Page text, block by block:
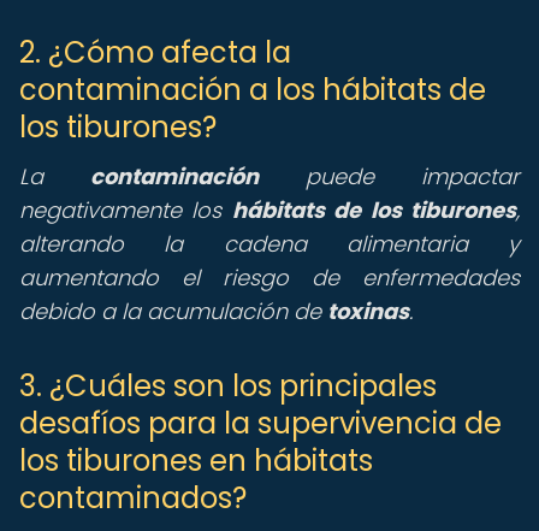
2. ¿Cómo afecta la
contaminación a los hábitats de
los tiburones?
La contaminaciónpuede impactar
negativamente los hábitats de los tiburones,
alterando la cadena alimentaria y
aumentando el riesgo de enfermedades
debido a la acumulación de toxinas.
3. ¿Cuáles son los principales
desafíos para la supervivencia de
los tiburones en hábitats
contaminados?